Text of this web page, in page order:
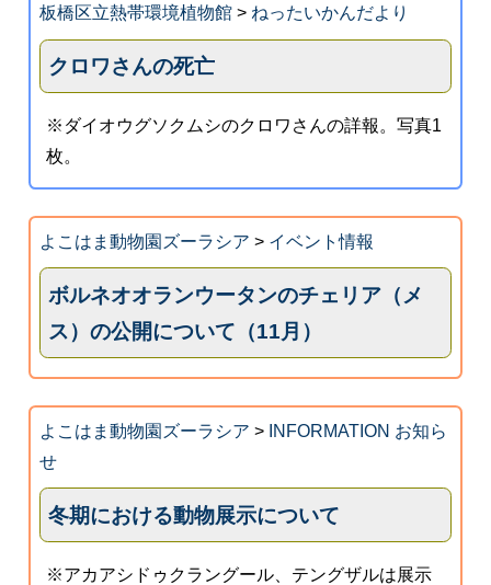
板橋区立熱帯環境植物館> ねったいかんだより
クロワさんの死亡
※ダイオウグソクムシのクロワさんの詳報。写真1
枚。
よこはま動物園ズーラシア > イベント情報
ボルネオオランウータンのチェリア（メ
ス）の公開について（11月）
よこはま動物園ズーラシア > INFORMATION お知ら
せ
冬期における動物展示について
※アカアシドゥクラングール、テングザルは展示